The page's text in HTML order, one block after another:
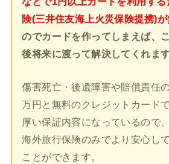
険(三井住友海上火災保険提携)
のでカードを作ってしまえば、
後将来に渡って解決してくれます
傷害死亡・後遺障害や賠償責任
万円と無料のクレジットカード
厚い保証内容になっているので、
海外旅行保険のみでより安心し
ことができます。